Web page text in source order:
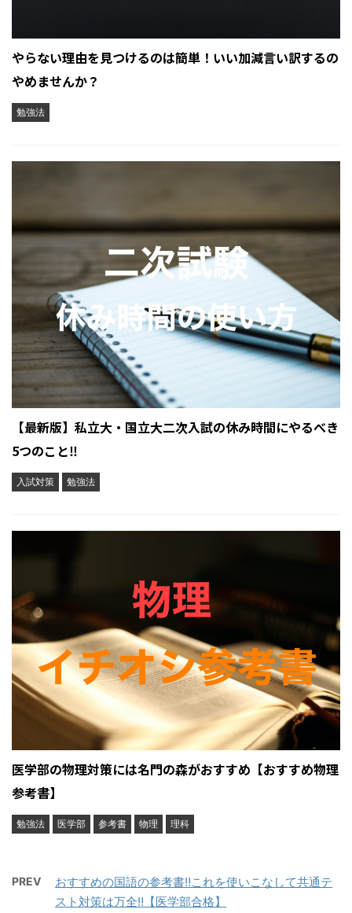
やらない理由を見つけるのは簡単！いい加減言い訳するの
やめませんか？
勉強法
【最新版】私立大・国立大二次入試の休み時間にやるべき
5つのこと‼︎
入試対策 勉強法
医学部の物理対策には名門の森がおすすめ【おすすめ物理
参考書】
勉強法 医学部 参考書 物理 理科
PREV
おすすめの国語の参考書‼︎これを使いこなして共通テ
スト対策は万全‼︎【医学部合格】